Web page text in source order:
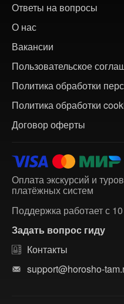
Ответы на вопросы
О нас
Вакансии
Пользовательское
Политика обработки
Политика обработки
Договор оферты
Оплата экскурсий и
платёжных систем
Поддержка работает с
Задать вопрос гиду
Контакты
support@horosho-